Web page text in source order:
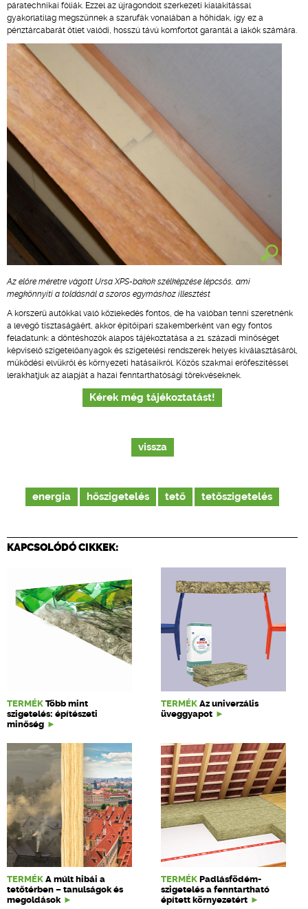
páratechnikai fóliák. Ezzel az újragondolt szerkezeti kialakítással
gyakorlatilag megszűnnek a szarufák vonalában a hőhidak, így ez a
pénztárcabarát ötlet valódi, hosszú távú komfortot garantál a lakók számára.
Az előre méretre vágott Ursa XPS-bakok szélképzése lépcsős, ami
megkönnyíti a toldásnál a szoros egymáshoz illesztést
A korszerű autókkal való közlekedés fontos, de ha valóban tenni szeretnénk
a levegő tisztaságáért, akkor építőipari szakemberként van egy fontos
feladatunk: a döntéshozók alapos tájékoztatása a 21. századi minőséget
képviselő szigetelőanyagok és szigetelési rendszerek helyes kiválasztásáról,
működési elvükről és környezeti hatásaikról. Közös szakmai erőfeszítéssel
lerakhatjuk az alapját a hazai fenntarthatósági törekvéseknek.
Kérek még tájékoztatást!
vissza
energia hőszigetelés tető tetőszigetelés
KAPCSOLÓDÓ CIKKEK:
TERMÉK Több mint
szigetelés: építészeti
minőség
TERMÉK Az univerzális
üveggyapot
TERMÉK A múlt hibái a
tetőtérben – tanulságok és
megoldások
TERMÉK Padlásfödém-
szigetelés a fenntartható
épített környezetért